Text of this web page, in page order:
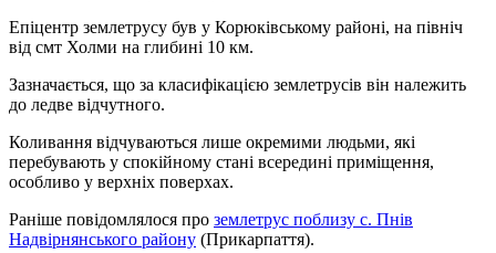
Епіцентр землетрусу був у Корюківському районі, на північ
від смт Холми на глибині 10 км.
Зазначається, що за класифікацією землетрусів він належить
до ледве відчутного.
Коливання відчуваються лише окремими людьми, які
перебувають у спокійному стані всередині приміщення,
особливо у верхніх поверхах.
Раніше повідомлялося про землетрус поблизу с. Пнів
Надвірнянського району (Прикарпаття).